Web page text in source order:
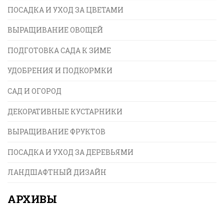
ПОСАДКА И УХОД ЗА ЦВЕТАМИ
ВЫРАЩИВАНИЕ ОВОЩЕЙ
ПОДГОТОВКА САДА К ЗИМЕ
УДОБРЕНИЯ И ПОДКОРМКИ
САД И ОГОРОД
ДЕКОРАТИВНЫЕ КУСТАРНИКИ
ВЫРАЩИВАНИЕ ФРУКТОВ
ПОСАДКА И УХОД ЗА ДЕРЕВЬЯМИ
ЛАНДШАФТНЫЙ ДИЗАЙН
АРХИВЫ